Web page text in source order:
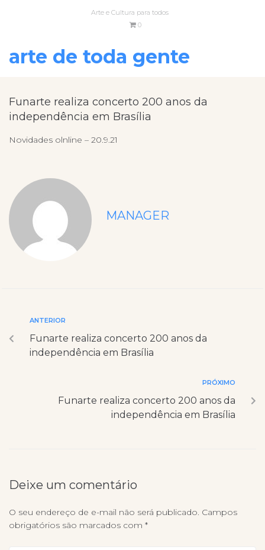
Arte e Cultura para todos
0
arte de toda gente
Funarte realiza concerto 200 anos da
independência em Brasília
Novidades olnline – 20.9.21
MANAGER
ANTERIOR
Funarte realiza concerto 200 anos da
independência em Brasília
PRÓXIMO
Funarte realiza concerto 200 anos da
independência em Brasília
Deixe um comentário
O seu endereço de e-mail não será publicado. Campos
obrigatórios são marcados com *